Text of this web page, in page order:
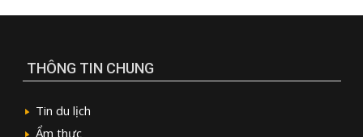
THÔNG TIN CHUNG
Tin du lịch
Ẩm thực